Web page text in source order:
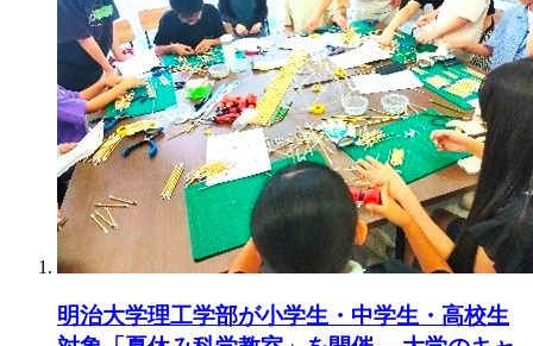
明治大学理工学部が小学生・中学生・高校生